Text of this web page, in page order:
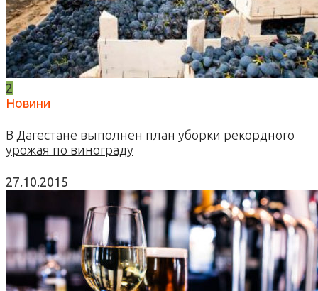
2
Новини
В Дагестане выполнен план уборки рекордного
урожая по винограду
27.10.2015